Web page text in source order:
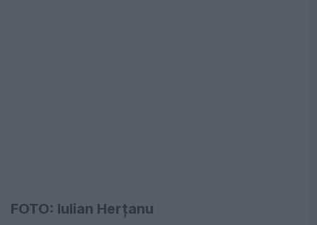
FOTO: Iulian Herțanu